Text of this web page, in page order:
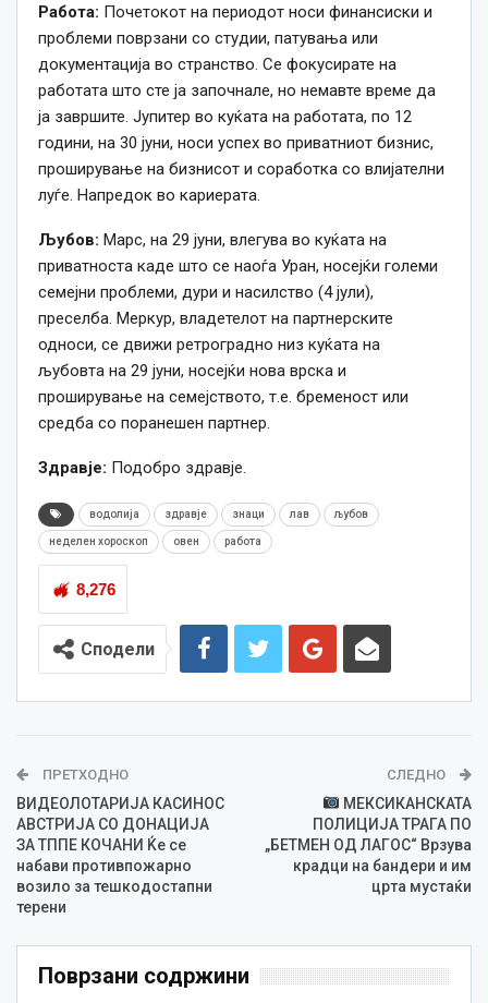
Работа: Почетокот на периодот носи финансиски и
проблеми поврзани со студии, патувања или
документација во странство. Се фокусирате на
работата што сте ја започнале, но немавте време да
ја завршите. Јупитер во куќата на работата, по 12
години, на 30 јуни, носи успех во приватниот бизнис,
проширување на бизнисот и соработка со влијателни
луѓе. Напредок во кариерата.
Љубов: Марс, на 29 јуни, влегува во куќата на
приватноста каде што се наоѓа Уран, носејќи големи
семејни проблеми, дури и насилство (4 јули),
преселба. Меркур, владетелот на партнерските
односи, се движи ретроградно низ куќата на
љубовта на 29 јуни, носејќи нова врска и
проширување на семејството, т.е. бременост или
средба со поранешен партнер.
Здравје: Подобро здравје.
водолија здравје знаци лав љубов
неделен хороскоп овен работа
8,276
Сподели
ПРЕТХОДНО
ВИДЕОЛОТАРИЈА КАСИНОС
АВСТРИЈА СО ДОНАЦИЈА
ЗА ТППЕ КОЧАНИ Ќе се
набави противпожарно
возило за тешкодостапни
терени
СЛЕДНО
МЕКСИКАНСКАТА
ПОЛИЦИЈА ТРАГА ПО
„БЕТМЕН ОД ЛАГОС“ Врзува
крадци на бандери и им
црта мустаќи
Поврзани содржини